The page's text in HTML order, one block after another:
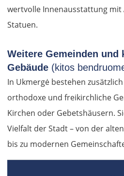
wertvolle Innenausstattung mit
Statuen.
Weitere Gemeinden und
Gebäude (kitos
In Ukmergė bestehen
orthodoxe und freikirchliche
Kirchen oder Gebetshäusern.
Vielfalt der Stadt – von der
bis zu modernen